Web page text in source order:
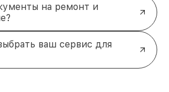
на ремонт и
ваш сервис для